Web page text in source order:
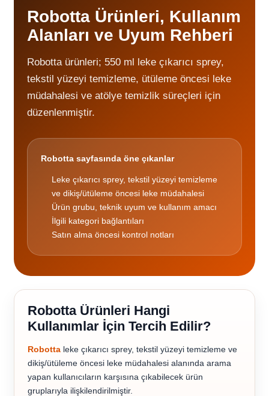
Robotta Ürünleri, Kullanım
Alanları ve Uyum Rehberi
Robotta ürünleri; 550 ml leke çıkarıcı sprey,
tekstil yüzeyi temizleme, ütüleme öncesi leke
müdahalesi ve atölye temizlik süreçleri için
düzenlenmiştir.
Robotta sayfasında öne çıkanlar
Leke çıkarıcı sprey, tekstil yüzeyi temizleme
ve dikiş/ütüleme öncesi leke müdahalesi
Ürün grubu, teknik uyum ve kullanım amacı
İlgili kategori bağlantıları
Satın alma öncesi kontrol notları
Robotta Ürünleri Hangi
Kullanımlar İçin Tercih Edilir?
Robottaleke çıkarıcı sprey, tekstil yüzeyi temizleme ve
dikiş/ütüleme öncesi leke müdahalesi alanında arama
yapan kullanıcıların karşısına çıkabilecek ürün
gruplarıyla ilişkilendirilmiştir.